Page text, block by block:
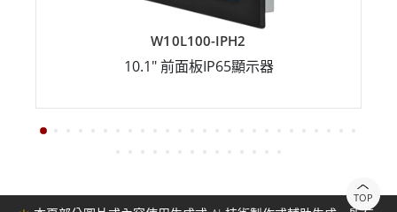
W10L100-IPH2
10.1" 前面板IP65顯示器
TOP